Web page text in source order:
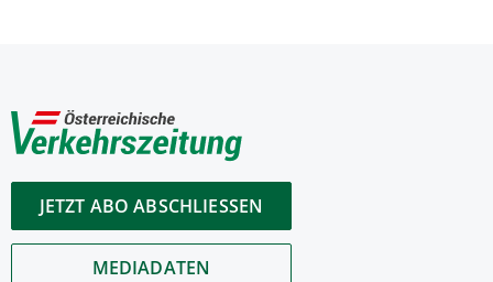
JETZT ABO ABSCHLIESSEN
MEDIADATEN